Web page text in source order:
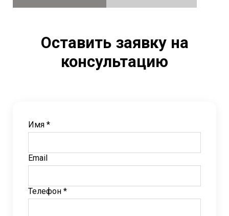
Оставить заявку на
консультацию
Имя *
Email
Телефон *